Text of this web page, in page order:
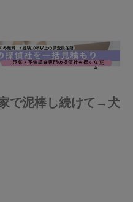
で泥棒し続けて→犬